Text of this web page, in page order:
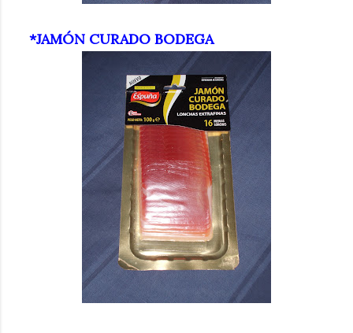
*JAMÓN CURADO BODEGA